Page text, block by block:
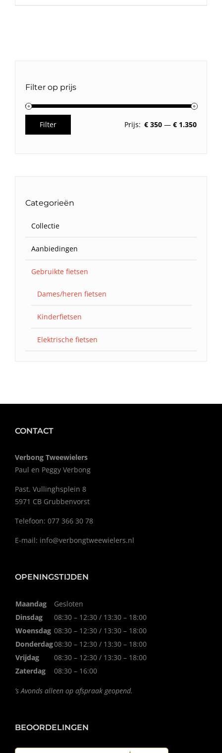
Filter op prijs
Max.
Filter Prijs: € 350 — € 1.350
Categorieën
Collectie
Aanbiedingen
Gebruikte fietsen
Dames/heren fietsen
Kinderfietsen
Elektrische fietsen
CONTACT
Verbong Tweewielers
Paul en Peggy Verbong
Past. Vullinghsplein 8
5971 CB Grubbenvorst
Telefoon: 077 366 30 78
E-mail: info@verbongtweewielers.nl
OPENINGSTIJDEN
Maandag
Gesloten
Dinsdag
08:30 – 12:30 / 13:30 – 18:00
Woensdag 08:30 – 12:30 / 13:30 – 18:00
Donderdag08:30 – 12:30 / 13:30 – 18:00
Vrijdag
08:30 – 12:30 / 13:30 – 18:00
Zaterdag
08:30 – 16:00
’s Avonds alleen op afspraak geopend.
BEOORDELINGEN